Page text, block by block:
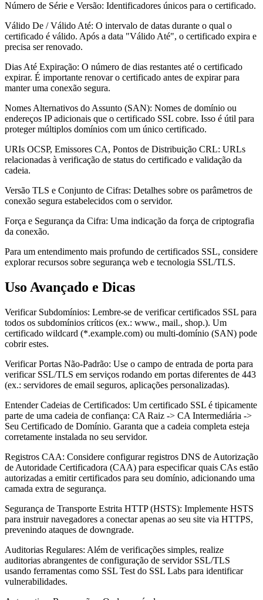
Número de Série e Versão: Identificadores únicos para o certificado.
Válido De / Válido Até: O intervalo de datas durante o qual o
certificado é válido. Após a data "Válido Até", o certificado expira e
precisa ser renovado.
Dias Até Expiração: O número de dias restantes até o certificado
expirar. É importante renovar o certificado antes de expirar para
manter uma conexão segura.
Nomes Alternativos do Assunto (SAN): Nomes de domínio ou
endereços IP adicionais que o certificado SSL cobre. Isso é útil para
proteger múltiplos domínios com um único certificado.
URIs OCSP, Emissores CA, Pontos de Distribuição CRL: URLs
relacionadas à verificação de status do certificado e validação da
cadeia.
Versão TLS e Conjunto de Cifras: Detalhes sobre os parâmetros de
conexão segura estabelecidos com o servidor.
Força e Segurança da Cifra: Uma indicação da força de criptografia
da conexão.
Para um entendimento mais profundo de certificados SSL, considere
explorar recursos sobre segurança web e tecnologia SSL/TLS.
Uso Avançado e Dicas
Verificar Subdomínios: Lembre-se de verificar certificados SSL para
todos os subdomínios críticos (ex.: www., mail., shop.). Um
certificado wildcard (*.example.com) ou multi-domínio (SAN) pode
cobrir estes.
Verificar Portas Não-Padrão: Use o campo de entrada de porta para
verificar SSL/TLS em serviços rodando em portas diferentes de 443
(ex.: servidores de email seguros, aplicações personalizadas).
Entender Cadeias de Certificados: Um certificado SSL é tipicamente
parte de uma cadeia de confiança: CA Raiz -> CA Intermediária ->
Seu Certificado de Domínio. Garanta que a cadeia completa esteja
corretamente instalada no seu servidor.
Registros CAA: Considere configurar registros DNS de Autorização
de Autoridade Certificadora (CAA) para especificar quais CAs estão
autorizadas a emitir certificados para seu domínio, adicionando uma
camada extra de segurança.
Segurança de Transporte Estrita HTTP (HSTS): Implemente HSTS
para instruir navegadores a conectar apenas ao seu site via HTTPS,
prevenindo ataques de downgrade.
Auditorias Regulares: Além de verificações simples, realize
auditorias abrangentes de configuração de servidor SSL/TLS
usando ferramentas como SSL Test do SSL Labs para identificar
vulnerabilidades.